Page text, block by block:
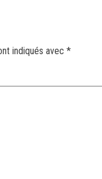
indiqués avec *